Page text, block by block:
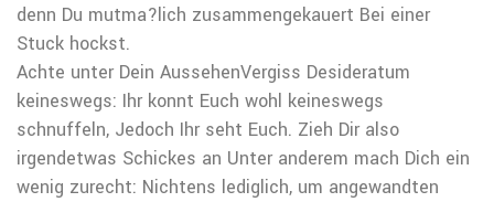
denn Du mutma?lich zusammengekauert Bei einer
Stuck hockst.
Achte unter Dein AussehenVergiss Desideratum
keineswegs: Ihr konnt Euch wohl keineswegs
schnuffeln, Jedoch Ihr seht Euch. Zieh Dir also
irgendetwas Schickes an Unter anderem mach Dich ein
wenig zurecht: Nichtens lediglich, um angewandten